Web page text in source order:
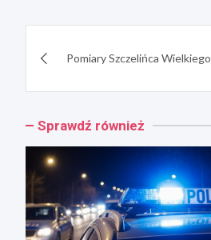
wpisuPomiary Szczelińca Wielkiego
Sprawdź również